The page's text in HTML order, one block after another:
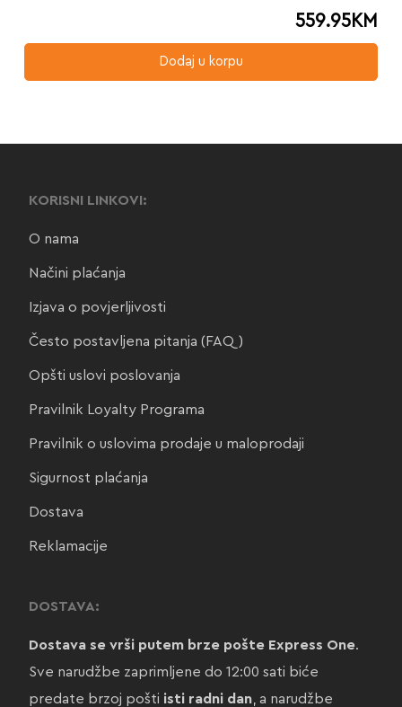
559.95KM
Dodaj u korpu
KORISNI LINKOVI:
O nama
Načini plaćanja
Izjava o povjerljivosti
Često postavljena pitanja (FAQ)
Opšti uslovi poslovanja
Pravilnik Loyalty Programa
Pravilnik o uslovima prodaje u maloprodaji
Sigurnost plaćanja
Dostava
Reklamacije
DOSTAVA:
Dostava se vrši putem brze pošte Express One.
Sve narudžbe zaprimljene do 12:00 sati biće
predate brzoj pošti isti radni dan, a narudžbe